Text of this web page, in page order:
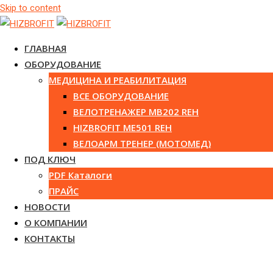
Skip to content
ГЛАВНАЯ
ОБОРУДОВАНИЕ
МЕДИЦИНА И РЕАБИЛИТАЦИЯ
ВСЕ ОБОРУДОВАНИЕ
ВЕЛОТРЕНАЖЕР MB202 REH
HIZBROFIT ME501 REH
ВЕЛОАРМ ТРЕНЕР (МОТОМЕД)
ПОД КЛЮЧ
PDF Каталоги
ПРАЙС
НОВОСТИ
О КОМПАНИИ
КОНТАКТЫ